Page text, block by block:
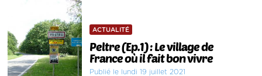
ACTUALITÉ
Peltre (Ep.1) : Le village de
France où il fait bon vivre
Publié le lundi 19 juillet 2021